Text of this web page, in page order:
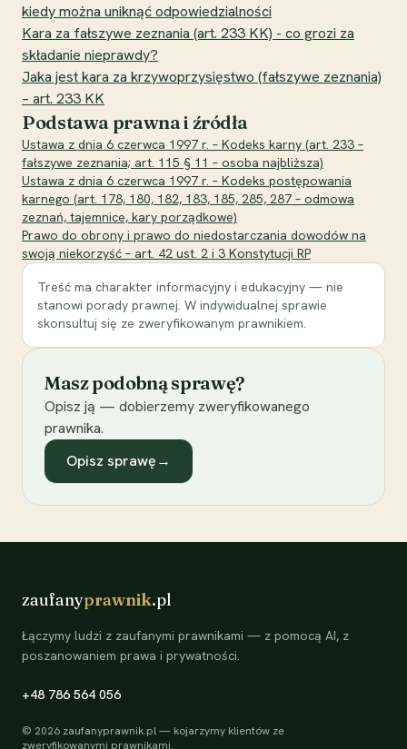
kiedy można uniknąć odpowiedzialności
Kara za fałszywe zeznania (art. 233 KK) - co grozi za
składanie nieprawdy?
Jaka jest kara za krzywoprzysięstwo (fałszywe zeznania)
– art. 233 KK
Podstawa prawna i źródła
Ustawa z dnia 6 czerwca 1997 r. – Kodeks karny (art. 233 –
fałszywe zeznania; art. 115 § 11 – osoba najbliższa)
Ustawa z dnia 6 czerwca 1997 r. – Kodeks postępowania
karnego (art. 178, 180, 182, 183, 185, 285, 287 – odmowa
zeznań, tajemnice, kary porządkowe)
Prawo do obrony i prawo do niedostarczania dowodów na
swoją niekorzyść – art. 42 ust. 2 i 3 Konstytucji RP
Treść ma charakter informacyjny i edukacyjny — nie
stanowi porady prawnej. W indywidualnej sprawie
skonsultuj się ze zweryfikowanym prawnikiem.
Masz podobną sprawę?
Opisz ją — dobierzemy zweryfikowanego
prawnika.
Opisz sprawę→
zaufanyprawnik.pl
Łączymy ludzi z zaufanymi prawnikami — z pomocą AI, z
poszanowaniem prawa i prywatności.
+48 786 564 056
© 2026 zaufanyprawnik.pl — kojarzymy klientów ze
zweryfikowanymi prawnikami.